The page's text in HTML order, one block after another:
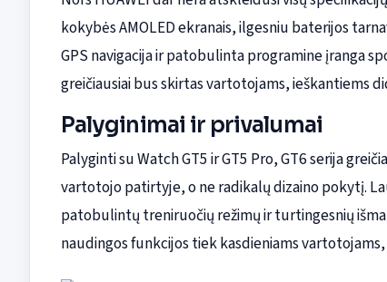
kokybės AMOLED ekranais, ilgesniu baterijos
GPS navigacija ir patobulinta programine įranga
greičiausiai bus skirtas vartotojams, ieškantiems
Palyginimai ir privalumai
Palyginti su Watch GT5 ir GT5 Pro, GT6 serija
vartotojo patirtyje, o ne radikalų dizaino pokytį.
patobulintų treniruočių režimų ir turtingesnių
naudingos funkcijos tiek kasdieniams